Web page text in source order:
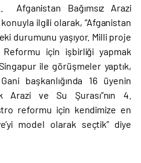
Afganistan Bağımsız Arazi
ilgili olarak, “Afganistan
durumunu yaşıyor. Milli proje
Reformu için işbirliği yapmak
ile görüşmeler yaptık,
başkanlığında 16 üyenin
Arazi ve Su Şurası”nın 4.
reformu için kendimize en
model olarak seçtik” diye